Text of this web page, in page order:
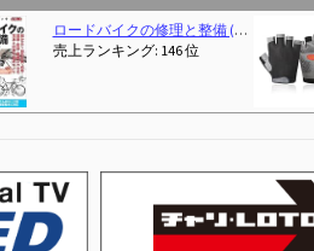
[自転車選手監修]RIVBOSサイクルグローブ サイクリング 自転車 ロードバイク グローブ 手袋 3D 立体 指切り gel入り 耐磨耗性 伸縮性 通気性 男女兼用 夏用 CHG001
売上ランキング: 1 位